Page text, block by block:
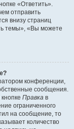
«Ответить».
отправить
внизу страниц
темы», «Вы можете
конференции,
сообщения.
Правка в
ограниченного
на сообщение, то
количество